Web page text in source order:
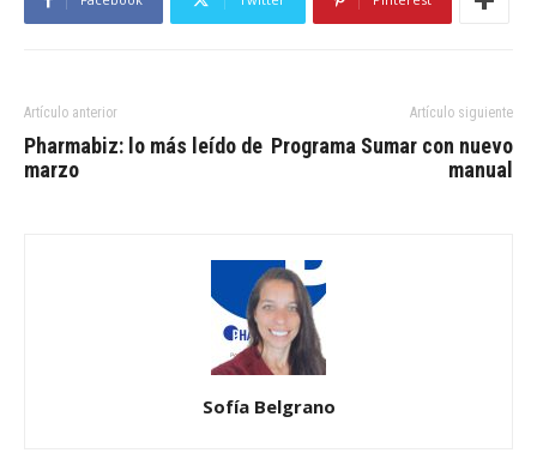
Artículo anterior
Pharmabiz: lo más leído de
marzo
Artículo siguiente
Programa Sumar con nuevo
manual
Sofía Belgrano